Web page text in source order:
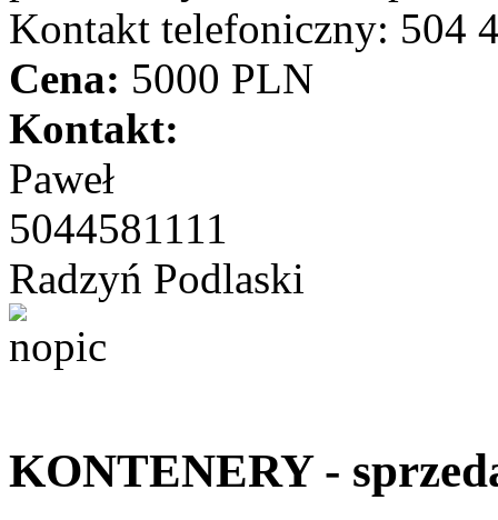
Kontakt telefoniczny: 504
Cena: 5000 PLN
Kontakt:
Paweł
5044581111
Radzyń Podlaski
KONTENERY -